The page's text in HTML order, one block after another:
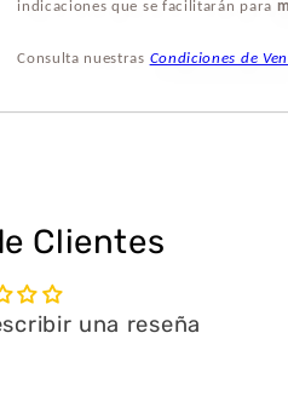
indicaciones que se facilitarán para
Consulta nuestras Condiciones de
Clientes
una reseña